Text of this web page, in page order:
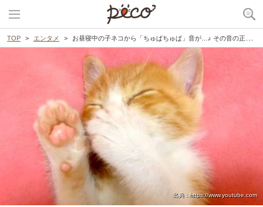
TOP エンタメ お昼寝中の子ネコから「ちゅぱちゅぱ」音が…♪ その音の正体が、かわいすぎて…♡
出典 : https://www.youtube.com